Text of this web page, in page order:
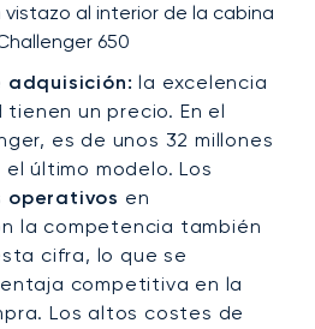
vistazo al interior de la cabina
650
adquisición: la excelencia
tienen un precio. En el
es de unos 32 millones
último modelo. Los
operativos en
la competencia también
cifra, lo que se
competitiva en la
Los altos costes de